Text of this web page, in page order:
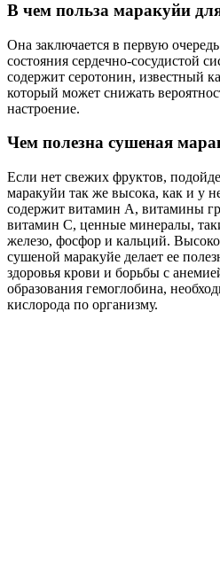
В чем польза маракуйи
Она заключается в первую
состояния сердечно-сосудистой
содержит серотонин, известный
который может снижать
настроение.
Чем полезна сушеная
Если нет свежих фруктов,
маракуйи так же высока, как и у
содержит витамин А, витамины
витамин С, ценные минералы,
железо, фосфор и кальций.
сушеной маракуйе делает ее
здоровья крови и борьбы с
образования гемоглобина,
кислорода по организму.